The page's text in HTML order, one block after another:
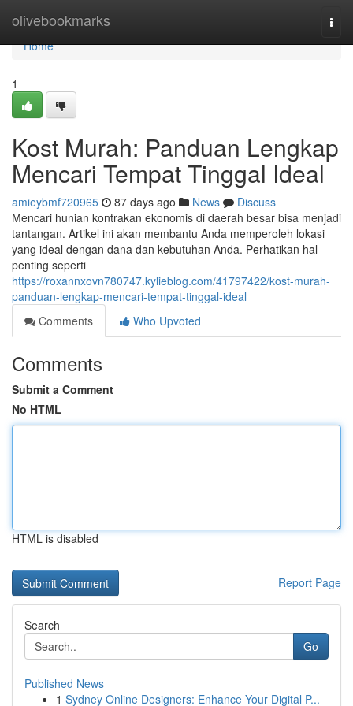
olivebookmarks
Home
Home
1
Kost Murah: Panduan Lengkap
Mencari Tempat Tinggal Ideal
amieybmf720965 87 days ago News
Discuss
Mencari hunian kontrakan ekonomis di daerah besar bisa menjadi
tantangan. Artikel ini akan membantu Anda memperoleh lokasi
yang ideal dengan dana dan kebutuhan Anda. Perhatikan hal
penting seperti
https://roxannxovn780747.kylieblog.com/41797422/kost-murah-
panduan-lengkap-mencari-tempat-tinggal-ideal
Comments
Who Upvoted
Comments
Submit a Comment
No HTML
HTML is disabled
Report Page
Search
Go
Published News
1 Sydney Online Designers: Enhance Your Digital P...